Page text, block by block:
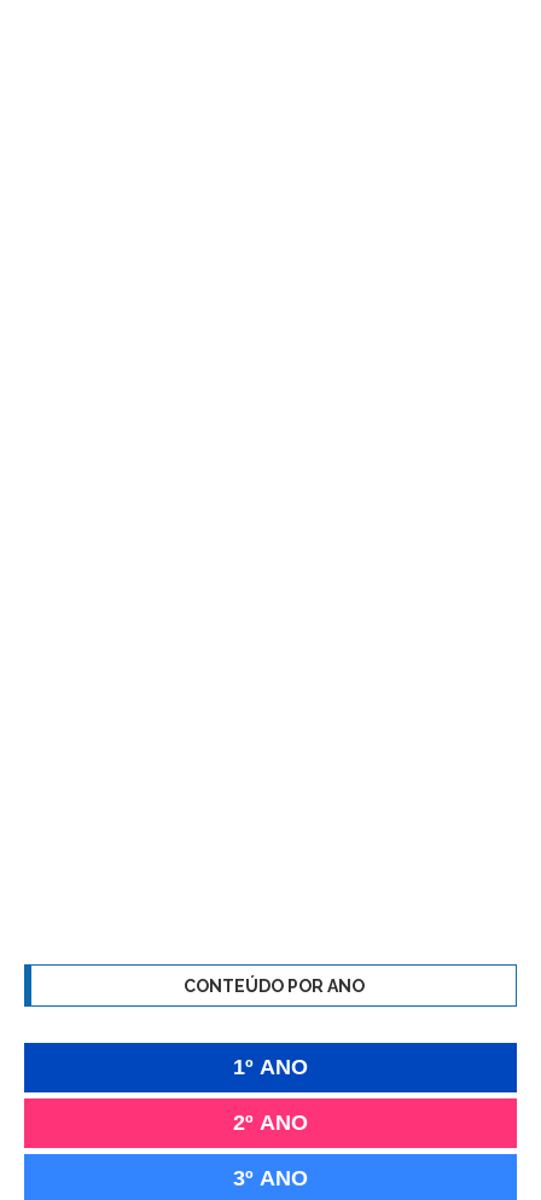
CONTEÚDO POR ANO
1º ANO
2º ANO
3º ANO